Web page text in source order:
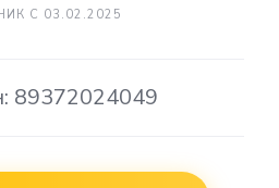
С 03.02.2025
89372024049